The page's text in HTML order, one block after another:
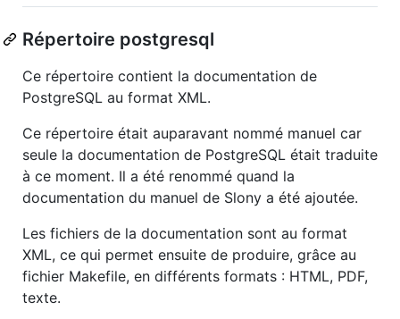
Répertoire postgresql
Ce répertoire contient la documentation de
PostgreSQL au format XML.
Ce répertoire était auparavant nommé manuel car
seule la documentation de PostgreSQL était traduite
à ce moment. Il a été renommé quand la
documentation du manuel de Slony a été ajoutée.
Les fichiers de la documentation sont au format
XML, ce qui permet ensuite de produire, grâce au
fichier Makefile, en différents formats : HTML, PDF,
texte.